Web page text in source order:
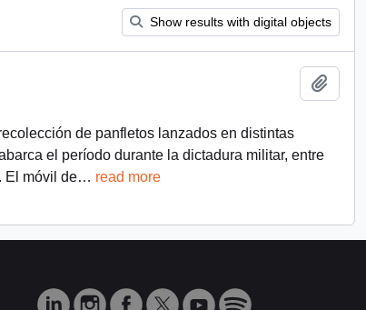
Show results with digital objects
de panfletos lanzados en distintas
el período durante la dictadura militar, entre
El móvil de… read more